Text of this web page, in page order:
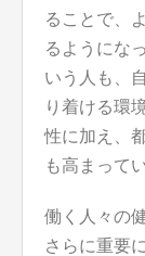
ることで、
るようにな
いう人も、
り着ける環
性に加え、
も高まって
働く人々の
さらに重要